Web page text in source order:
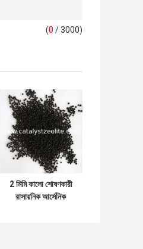
(0 / 3000)
2 মিমি কালো শোষণকারী
রাসায়নিক আর্সেনিক